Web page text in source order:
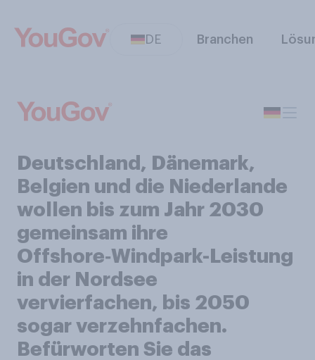
DE Branchen
Deutschland, Dänemark,
Belgien und die Niederlande
wollen bis zum Jahr 2030
gemeinsam ihre
Offshore‑Windpark-Leistung
in der Nordsee
vervierfachen, bis 2050
sogar verzehnfachen.
Befürworten Sie das